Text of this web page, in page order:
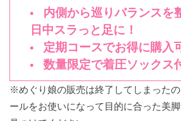
内側から巡りバランスを
日中スラっと足に！
定期コースでお得に購入
数量限定で着圧ソックス
※めぐり娘の販売は終了してしまった
ールをお使いになって目的に合った美